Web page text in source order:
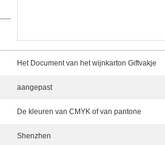
Het Document van het wijnkarton Giftvakje
aangepast
De kleuren van CMYK of van pantone
Shenzhen